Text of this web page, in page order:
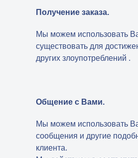
Получение заказа.
Мы можем использовать
существовать для
других злоупотреблений .
Общение с Вами.
Мы можем использовать
сообщения и другие
клиента.